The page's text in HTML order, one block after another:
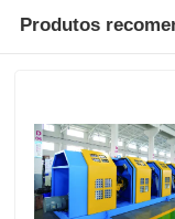
Produtos